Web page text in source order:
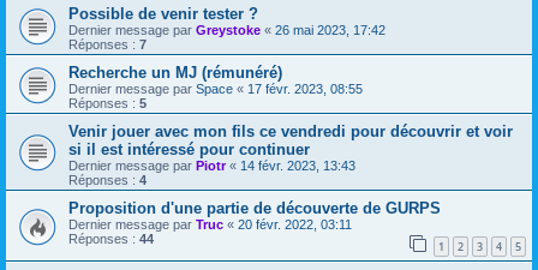
Possible de venir tester ?
Dernier message par Greystoke « 26 mai 2023, 17:42
Réponses : 7
Recherche un MJ (rémunéré)
Dernier message par Space « 17 févr. 2023, 08:55
Réponses : 5
Venir jouer avec mon fils ce vendredi pour découvrir et voir
si il est intéressé pour continuer
Dernier message par Piotr« 14 févr. 2023, 13:43
Réponses : 4
Proposition d'une partie de découverte de GURPS
Dernier message par Truc « 20 févr. 2022, 03:11
Réponses : 44 1 2 3 4 5